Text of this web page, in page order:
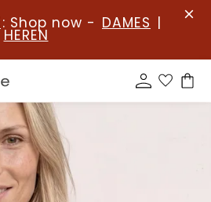
: Shop now - DAMES |
HEREN